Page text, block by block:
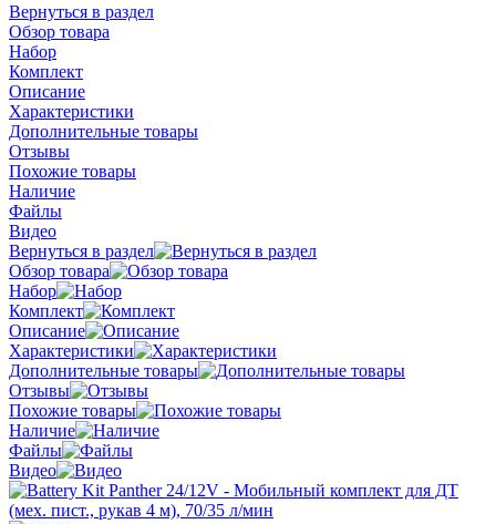
Вернуться в раздел
Обзор товара
Набор
Комплект
Описание
Характеристики
Дополнительные товары
Отзывы
Похожие товары
Наличие
Файлы
Видео
Вернуться в раздел
Обзор товара
Набор
Комплект
Описание
Характеристики
Дополнительные товары
Отзывы
Похожие товары
Наличие
Файлы
Видео